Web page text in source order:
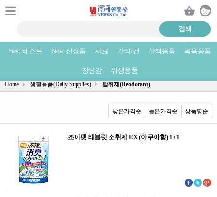
Best 베스트 New 신상품 사료 간식/캔 산책용품 목욕용품
장난감 위생용품
탈취제(Deodorant) 상품리스트
Home 생활용품(Daily Supplies) 탈취제(Deodorant)
낮은가격순 높은가격순 상품명순
조이펫 태블릿 소취제 EX (아쿠아향) 1+1